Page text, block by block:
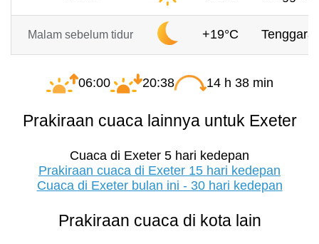
Malam sebelum tidur +19°C
06:00 20:38 14 h 38 min
Prakiraan cuaca lainnya untuk Exeter
Cuaca di Exeter 5 hari kedepan
Prakiraan cuaca di Exeter 15 hari kedepan
Cuaca di Exeter bulan ini - 30 hari kedepan
Prakiraan cuaca di kota lain